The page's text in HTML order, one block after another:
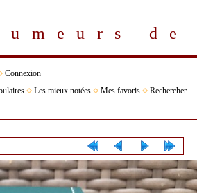
umeurs de
Connexion
Les mieux notées Mes favoris Rechercher